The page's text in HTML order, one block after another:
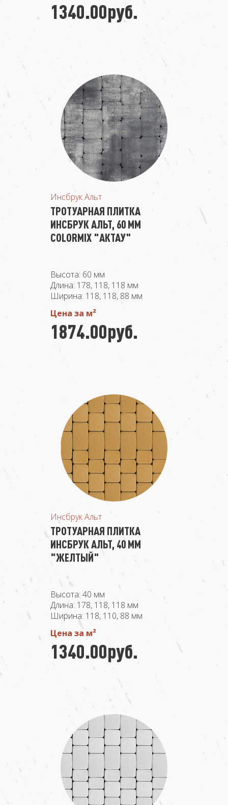
1340.00руб.
Инсбрук Альт
ТРОТУАРНАЯ ПЛИТКА
ИНСБРУК АЛЬТ, 60 ММ
COLORMIX "АКТАУ"
Высота: 60 мм
Длина: 178, 118, 118 мм
Ширина: 118, 118, 88 мм
Цена за м²
1874.00руб.
Инсбрук Альт
ТРОТУАРНАЯ ПЛИТКА
ИНСБРУК АЛЬТ, 40 ММ
"ЖЕЛТЫЙ"
Высота: 40 мм
Длина: 178, 118, 118 мм
Ширина: 118, 110, 88 мм
Цена за м²
1340.00руб.